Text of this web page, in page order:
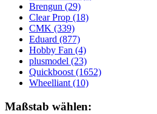
Brengun (29)
Clear Prop (18)
CMK (339)
Eduard (877)
Hobby Fan (4)
plusmodel (23)
Quickboost (1652)
Wheelliant (10)
Maßstab wählen: